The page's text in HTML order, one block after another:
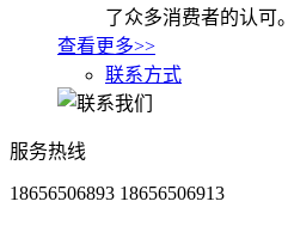
了众多消费者的认可。
查看更多>>
联系方式
服务热线
18656506893 18656506913